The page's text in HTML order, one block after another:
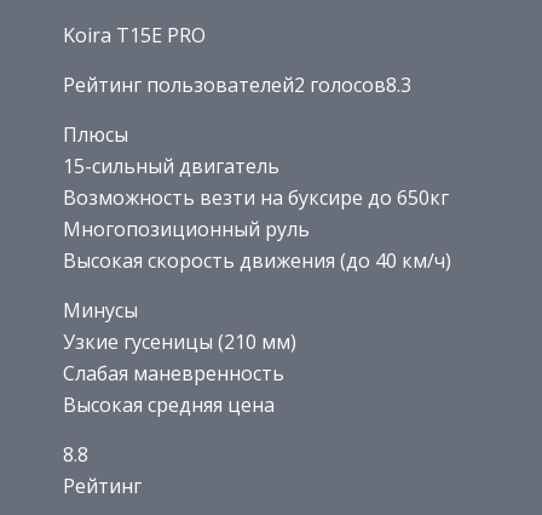
Koira T15E PRO
Рейтинг пользователей2 голосов8.3
Плюсы
15-сильный двигатель
Возможность везти на буксире до 650кг
Многопозиционный руль
Высокая скорость движения (до 40 км/ч)
Минусы
Узкие гусеницы (210 мм)
Слабая маневренность
Высокая средняя цена
8.8
Рейтинг